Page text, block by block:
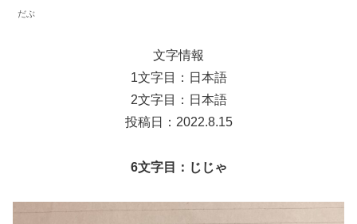
だぶ
文字情報
1文字目：日本語
2文字目：日本語
投稿日：2022.8.15
6文字目：じじゃ